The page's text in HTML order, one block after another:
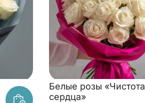
Белые розы «Чистота
сердца»